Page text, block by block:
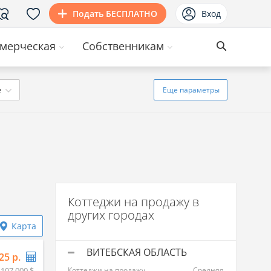
Подать БЕСПЛАТНО Вход
Собственникам
Еще параметры
Карта
р.
Коттеджи на продажу в
других городах
ВИТЕБСКАЯ ОБЛАСТЬ